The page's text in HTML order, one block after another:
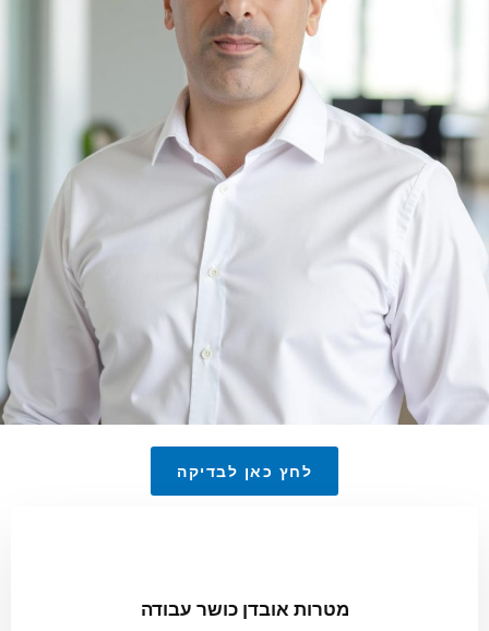
לחץ כאן לבדיקה
מטרות אובדן כושר עבודה